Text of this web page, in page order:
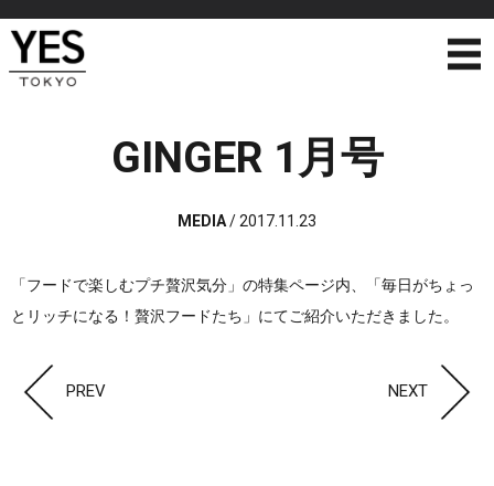
GINGER 1月号
MEDIA/2017.11.23
「フードで楽しむプチ贅沢気分」の特集ページ内、「毎日がちょっ
とリッチになる！贅沢フードたち」にてご紹介いただきました。
PREV NEXT